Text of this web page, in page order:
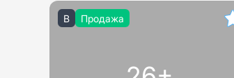
B Продажа